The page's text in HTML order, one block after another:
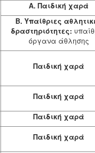
Α. Παιδική χαρά
Β. Υπαίθριες
δραστηριότητες:
όργανα άθλησης
Παιδική χαρά
Παιδική χαρά
Παιδική χαρά
Παιδική χαρά